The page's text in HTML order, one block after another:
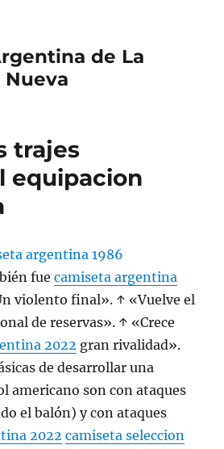
de La
Nueva
trajes
equipacion
fuecamiseta argentina
violento final». ↑ «Vuelve el
de reservas». ↑ «Crece
2022 gran rivalidad».
de desarrollar una
americano son con ataques
el balón) y con ataques
2022 camiseta seleccion